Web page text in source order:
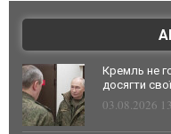
Кремль не
досягти
03.08.2026